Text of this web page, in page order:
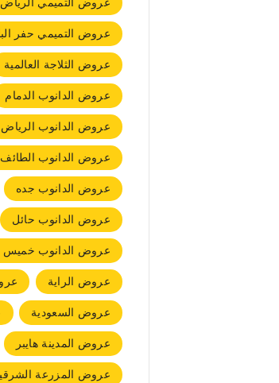
عروض التميمي حفر
عروض الثلاجة العالمية
عروض الدانوب الدمام
عروض الدانوب الرياض
عروض الدانوب الطائف
عروض الدانوب جده
عروض الدانوب حائل
عروض الدانوب
عروض الراية
عروض السعودية
عروض المدينة هايبر
عروض المزرعة